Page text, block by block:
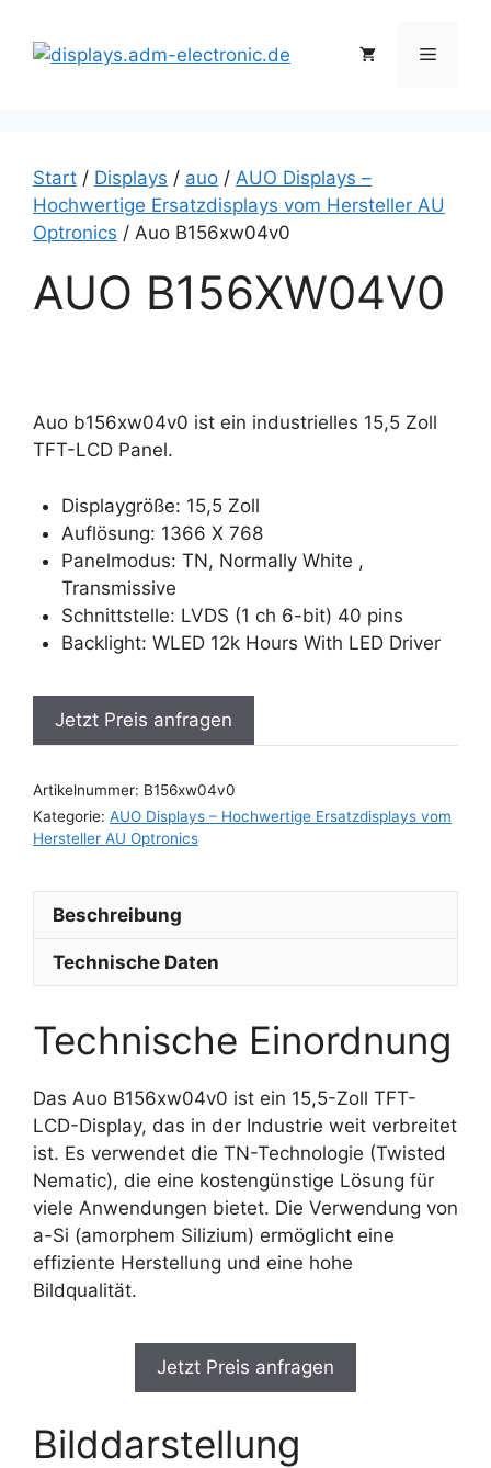
Inhalt
springen
Menü
Start / Displays / auo / AUO Displays –
Hochwertige Ersatzdisplays vom Hersteller AU
Optronics / Auo B156xw04v0
AUO B156XW04V0
Auo b156xw04v0 ist ein industrielles 15,5 Zoll
TFT-LCD Panel.
Displaygröße: 15,5 Zoll
Auflösung: 1366 X 768
Panelmodus: TN, Normally White ,
Transmissive
Schnittstelle: LVDS (1 ch 6-bit) 40 pins
Backlight: WLED 12k Hours With LED Driver
Jetzt Preis anfragen
Artikelnummer: B156xw04v0
Kategorie: AUO Displays – Hochwertige Ersatzdisplays vom
Hersteller AU Optronics
Beschreibung
Technische Daten
Technische Einordnung
Das Auo B156xw04v0 ist ein 15,5-Zoll TFT-
LCD-Display, das in der Industrie weit verbreitet
ist. Es verwendet die TN-Technologie (Twisted
Nematic), die eine kostengünstige Lösung für
viele Anwendungen bietet. Die Verwendung von
a-Si (amorphem Silizium) ermöglicht eine
effiziente Herstellung und eine hohe
Bildqualität.
Jetzt Preis anfragen
Bilddarstellung